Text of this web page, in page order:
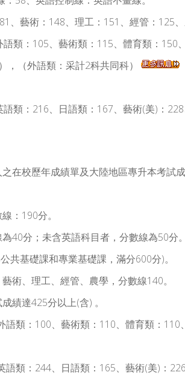
、藝術：148、理工：151、經管：125
類：105、藝術類：115、體育類：
（外語類：采計2科共同科）
類：216、日語類：167、藝術(美)：228
校歷年成績單及大陸地區專升本考試
：190分。
40分；未含英語科目者，分數線為50分。
基礎課和專業基礎課，滿分600分)。
術、理工、經管、農學，分數線140。
績達425分以上(含) 。
類：100、藝術類：110、體育類：
類：244、日語類：165、藝術(美)：